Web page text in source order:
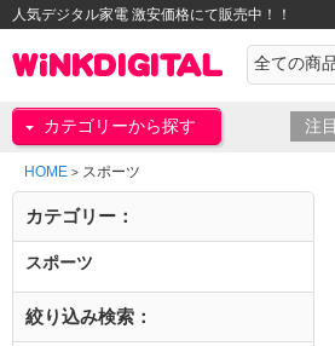
人気デジタル家電 激安価格にて販売中！！
カテゴリーから探す 注目
HOME > スポーツ
カテゴリー：
スポーツ
絞り込み検索：